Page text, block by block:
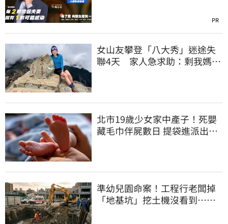
PR
女山友攀登「八大秀」迷途失
聯4天 家人急求助：剩我媽還
北市19歲少女家中產子！死嬰
藏毛巾伴屍數日 提袋進派出所
準幼兒園命案！工程行老闆掉
「地基坑」挖土機沒看到…下